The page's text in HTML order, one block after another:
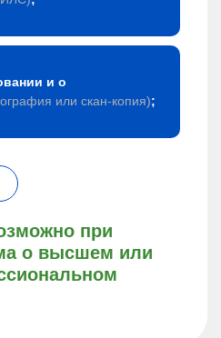
при
о высшем или
и о
или скан-копия);